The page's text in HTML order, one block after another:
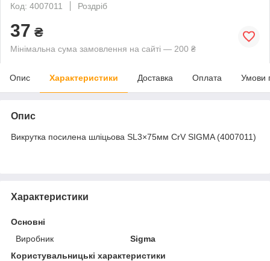
Код: 4007011
Роздріб
37 ₴
Мінімальна сума замовлення на сайті — 200 ₴
Опис Характеристики Доставка Оплата Умови
Опис
Викрутка посилена шліцьова SL3×75мм CrV SIGMA (4007011)
Характеристики
Основні
Виробник
Sigma
Користувальницькі характеристики